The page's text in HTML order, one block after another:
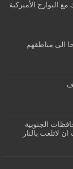
البوارج الأميركية
عن عودة 350 نازحا الى مناطقهم
الجنوبية
لاتلعب بالنار